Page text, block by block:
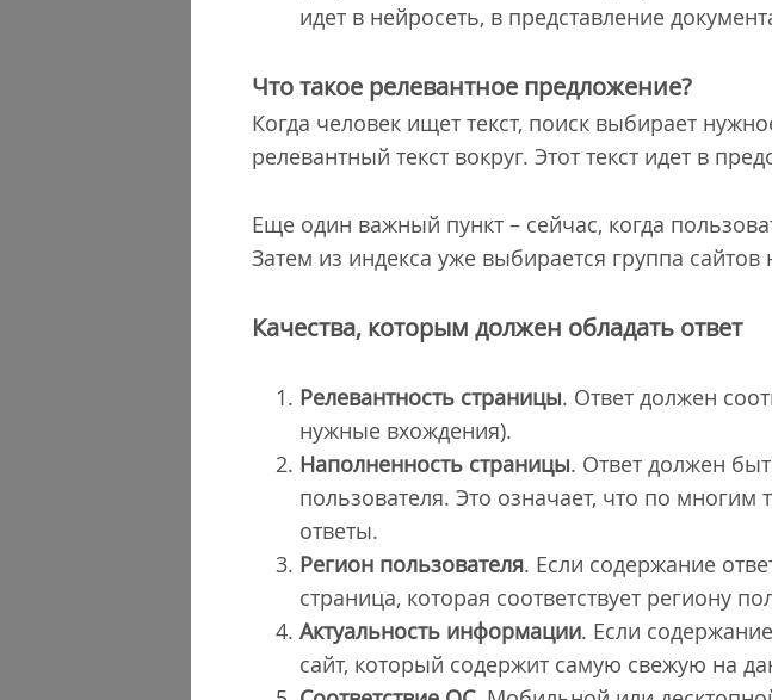
идет в нейросеть, в представление
Что такое релевантное предложение?
Когда человек ищет текст, поиск выбирает
релевантный текст вокруг. Этот текст идет в
Еще один важный пункт – сейчас, когда
Затем из индекса уже выбирается группа
Качества, которым должен обладать ответ
Релевантность страницы. Ответ должен
нужные вхождения).
Наполненность страницы. Ответ должен
пользователя. Это означает, что по
ответы.
Регион пользователя. Если содержание
страница, которая соответствует региону
Актуальность информации. Если
сайт, который содержит самую свежую на